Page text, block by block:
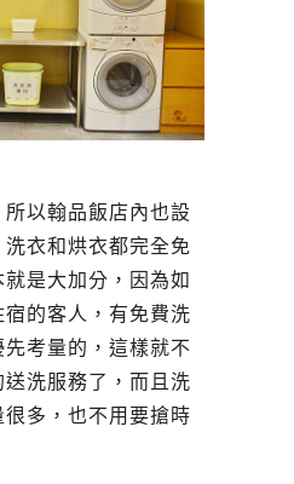
以翰品飯店內也設
衣和烘衣都完全免
是大加分，因為如
的客人，有免費洗
考量的，這樣就不
洗服務了，而且洗
多，也不用要搶時